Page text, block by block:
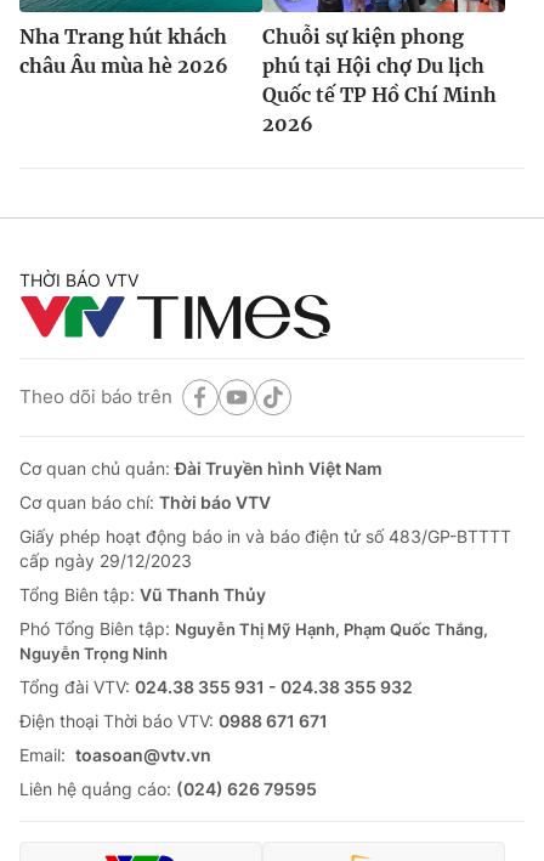
Nha Trang hút khách
châu Âu mùa hè 2026
Chuỗi sự kiện phong
phú tại Hội chợ Du lịch
Quốc tế TP Hồ Chí Minh
2026
THỜI BÁO VTV
Theo dõi báo trên
Cơ quan chủ quản:Đài Truyền hình Việt Nam
Cơ quan báo chí: Thời báo VTV
Giấy phép hoạt động báo in và báo điện tử số 483/GP-BTTTT
cấp ngày 29/12/2023
Tổng Biên tập: Vũ Thanh Thủy
Phó Tổng Biên tập: Nguyễn Thị Mỹ Hạnh, Phạm Quốc Thắng,
Nguyễn Trọng Ninh
Tổng đài VTV: 024.38 355 931 - 024.38 355 932
Ðiện thoại Thời báo VTV: 0988 671 671
Email: toasoan@vtv.vn
Liên hệ quảng cáo: (024) 626 79595